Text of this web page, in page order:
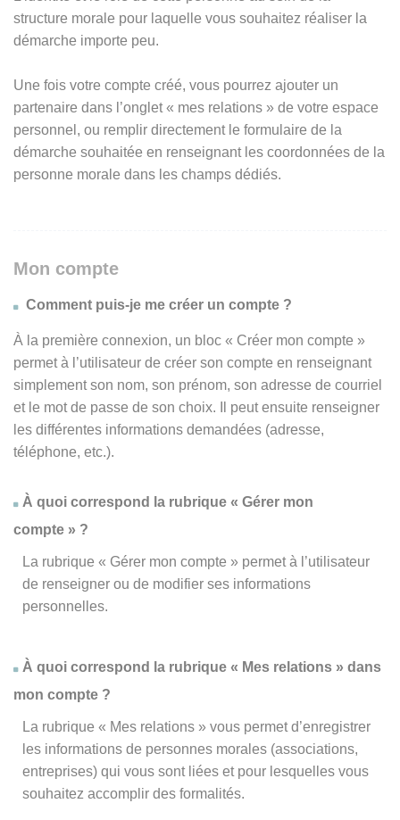
structure morale pour laquelle vous souhaitez réaliser la
démarche importe peu.
Une fois votre compte créé, vous pourrez ajouter un
partenaire dans l’onglet « mes relations » de votre espace
personnel, ou remplir directement le formulaire de la
démarche souhaitée en renseignant les coordonnées de la
personne morale dans les champs dédiés.
Mon compte
Comment puis-je me créer un compte ?
À la première connexion, un bloc « Créer mon compte »
permet à l’utilisateur de créer son compte en renseignant
simplement son nom, son prénom, son adresse de courriel
et le mot de passe de son choix. Il peut ensuite renseigner
les différentes informations demandées (adresse,
téléphone, etc.).
À quoi correspond la rubrique « Gérer mon
compte » ?
La rubrique « Gérer mon compte » permet à l’utilisateur
de renseigner ou de modifier ses informations
personnelles.
À quoi correspond la rubrique « Mes relations » dans
mon compte ?
La rubrique « Mes relations » vous permet d’enregistrer
les informations de personnes morales (associations,
entreprises) qui vous sont liées et pour lesquelles vous
souhaitez accomplir des formalités.